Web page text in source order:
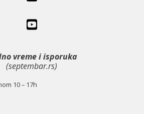
vreme i isporuka
(septembar.rs)
10 – 17h